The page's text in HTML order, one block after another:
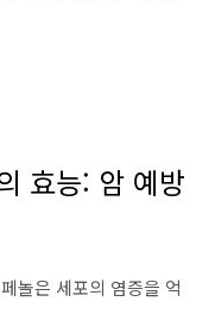
효능: 암 예방
놀은 세포의 염증을 억